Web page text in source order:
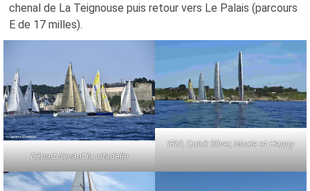
chenal de La Teignouse puis retour vers Le Palais (parcours
E de 17 milles).
Départ devant la citadelle
IRVI, Quick Silver, Moxie et Happy